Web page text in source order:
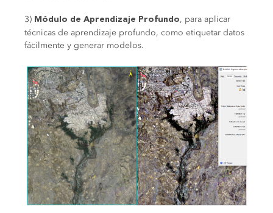
3) Módulo de Aprendizaje Profundo, para aplicar
técnicas de aprendizaje profundo, como etiquetar datos
fácilmente y generar modelos.